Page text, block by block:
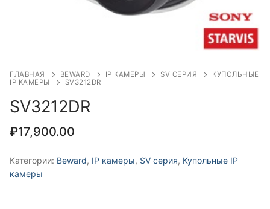
ГЛАВНАЯ BEWARD IP КАМЕРЫ SV СЕРИЯ
КУПОЛЬНЫЕ
IP КАМЕРЫ
SV3212DR
SV3212DR
₽17,900.00
Категории: Beward, IP камеры, SV серия, Купольные IP
камеры